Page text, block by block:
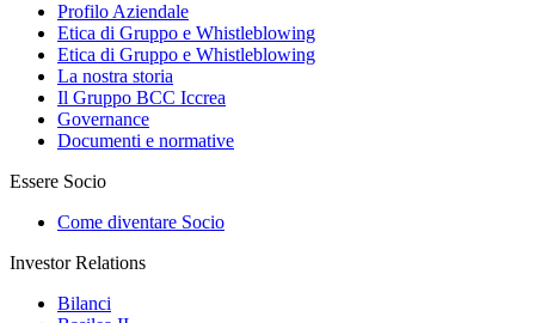
Profilo Aziendale
Etica di Gruppo e Whistleblowing
Etica di Gruppo e Whistleblowing
La nostra storia
Il Gruppo BCC Iccrea
Governance
Documenti e normative
Essere Socio
Come diventare Socio
Investor Relations
Bilanci